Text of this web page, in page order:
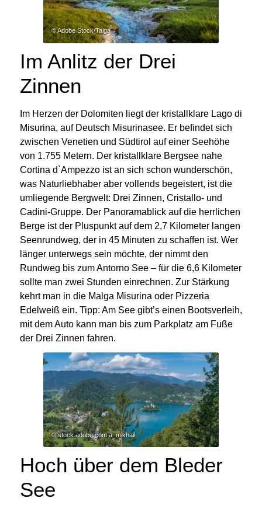
© Adobe Stock/Taiga
Im Anlitz der Drei
Zinnen
Im Herzen der Dolomiten liegt der kristallklare Lago di
Misurina, auf Deutsch Misurinasee. Er befindet sich
zwischen Venetien und Südtirol auf einer Seehöhe
von 1.755 Metern. Der kristallklare Bergsee nahe
Cortina d`Ampezzo ist an sich schon wunderschön,
was Naturliebhaber aber vollends begeistert, ist die
umliegende Bergwelt: Drei Zinnen, Cristallo- und
Cadini-Gruppe. Der Panoramablick auf die herrlichen
Berge ist der Pluspunkt auf dem 2,7 Kilometer langen
Seenrundweg, der in 45 Minuten zu schaffen ist. Wer
länger unterwegs sein möchte, der nimmt den
Rundweg bis zum Antorno See – für die 6,6 Kilometer
sollte man zwei Stunden einrechnen. Zur Stärkung
kehrt man in die Malga Misurina oder Pizzeria
Edelweiß ein. Tipp: Am See gibt’s einen Bootsverleih,
mit dem Auto kann man bis zum Parkplatz am Fuße
der Drei Zinnen fahren.
© stock.adobe.com a_mikhail
Hoch über dem Bleder
See